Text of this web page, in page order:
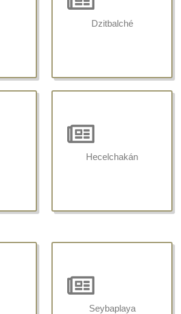
Dzitbalché
Hecelchakán
Seybaplaya